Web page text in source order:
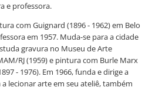
e professora.
com Guignard (1896 - 1962) em Belo
em 1957. Muda-se para a cidade
gravura no Museu de Arte
RJ (1959) e pintura com Burle Marx
- 1976). Em 1966, funda e dirige a
a lecionar arte em seu ateliê, também